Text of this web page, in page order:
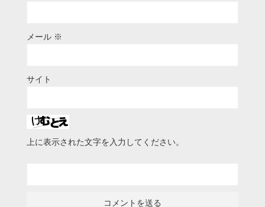
メール ※
サイト
上に表示された文字を入力してください。